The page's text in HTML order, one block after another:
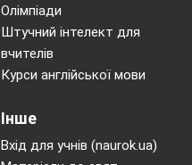
Олімпіади
Штучний інтелект для
вчителів
Курси англійської мови
Інше
Вхід для учнів (naurok.ua)